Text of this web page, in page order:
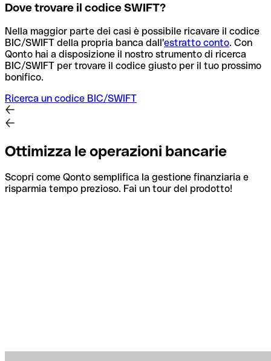
Dove trovare il codice SWIFT?
Nella maggior parte dei casi è possibile ricavare il codice
BIC/SWIFT della propria banca dall'estratto conto. Con
Qonto hai a disposizione il nostro strumento di ricerca
BIC/SWIFT per trovare il codice giusto per il tuo prossimo
bonifico.
Ricerca un codice BIC/SWIFT
Ottimizza le operazioni bancarie
Scopri come Qonto semplifica la gestione finanziaria e
risparmia tempo prezioso. Fai un tour del prodotto!